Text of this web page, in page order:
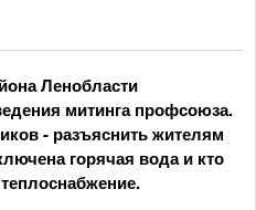
Ленобласти
митинга профсоюза.
- разъяснить жителям
горячая вода и кто